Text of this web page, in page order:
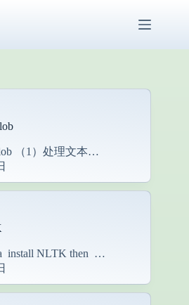
（1）处理文本…
install NLTK then …